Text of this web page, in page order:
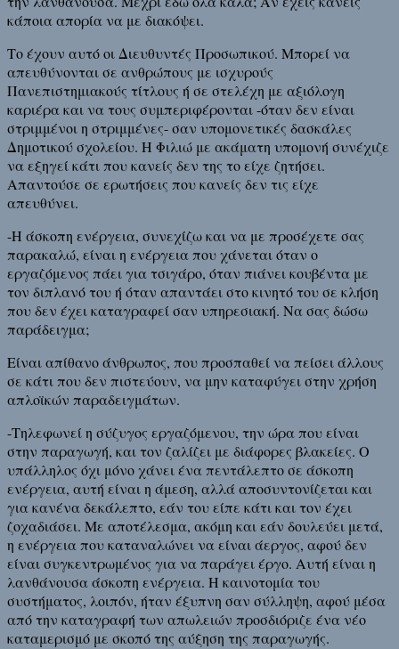
κάποια απορία να με διακόψει.
Το έχουν αυτό οι Διευθυντές Προσωπικού. Μπορεί να
απευθύνονται σε ανθρώπους με ισχυρούς
Πανεπιστημιακούς τίτλους ή σε στελέχη με αξιόλογη
καριέρα και να τους συμπεριφέρονται -όταν δεν είναι
στριμμένοι η στριμμένες- σαν υπομονετικές δασκάλες
Δημοτικού σχολείου. Η Φιλιώ με ακάματη υπομονή συνέχιζε
να εξηγεί κάτι που κανείς δεν της το είχε ζητήσει.
Απαντούσε σε ερωτήσεις που κανείς δεν τις είχε
απευθύνει.
-Η άσκοπη ενέργεια, συνεχίζω και να με προσέχετε σας
παρακαλώ, είναι η ενέργεια που χάνεται όταν ο
εργαζόμενος πάει για τσιγάρο, όταν πιάνει κουβέντα με
τον διπλανό του ή όταν απαντάει στο κινητό του σε κλήση
που δεν έχει καταγραφεί σαν υπηρεσιακή. Να σας δώσω
παράδειγμα;
Είναι απίθανο άνθρωπος, που προσπαθεί να πείσει άλλους
σε κάτι που δεν πιστεύουν, να μην καταφύγει στην χρήση
απλοϊκών παραδειγμάτων.
-Τηλεφωνεί η σύζυγος εργαζόμενου, την ώρα που είναι
στην παραγωγή, και τον ζαλίζει με διάφορες βλακείες. Ο
υπάλληλος όχι μόνο χάνει ένα πεντάλεπτο σε άσκοπη
ενέργεια, αυτή είναι η άμεση, αλλά αποσυντονίζεται και
για κανένα δεκάλεπτο, εάν του είπε κάτι και τον έχει
ζοχαδιάσει. Με αποτέλεσμα, ακόμη και εάν δουλεύει μετά,
η ενέργεια που καταναλώνει να είναι άεργος, αφού δεν
είναι συγκεντρωμένος για να παράγει έργο. Αυτή είναι η
λανθάνουσα άσκοπη ενέργεια. Η καινοτομία του
συστήματος, λοιπόν, ήταν έξυπνη σαν σύλληψη, αφού μέσα
από την καταγραφή των απωλειών προσδιόριζε ένα νέο
καταμερισμό με σκοπό της αύξηση της παραγωγής.